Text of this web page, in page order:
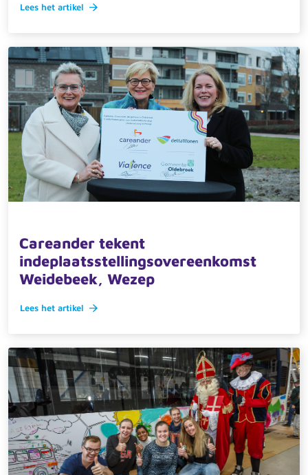
Lees het artikel
Careander tekent
indeplaatsstellingsovereenkomst
Weidebeek, Wezep
Lees het artikel